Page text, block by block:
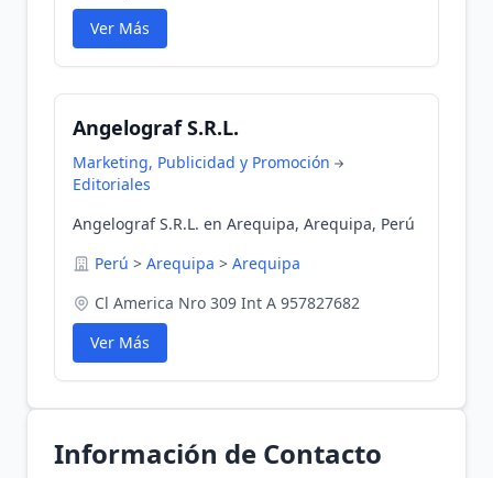
Ver Más
Angelograf S.R.L.
Marketing, Publicidad y Promoción
Editoriales
Angelograf S.R.L. en Arequipa, Arequipa, Perú
Perú > Arequipa > Arequipa
Cl America Nro 309 Int A 957827682
Ver Más
Información de Contacto